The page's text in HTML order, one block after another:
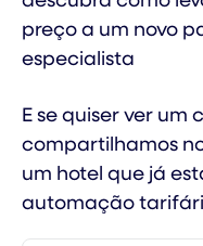
preço a um novo
especialista
E se quiser ver um
compartilhamos
um hotel que já
automação